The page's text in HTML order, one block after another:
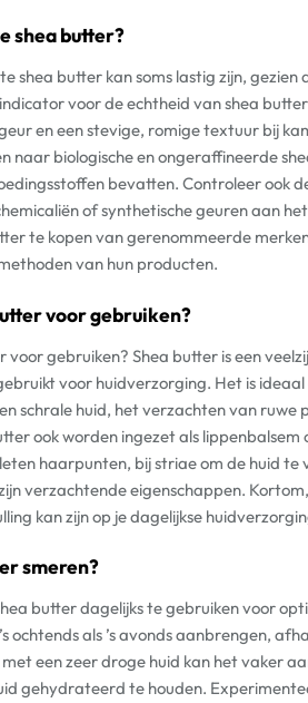
shea butter?
shea butter kan soms lastig zijn,
voor de echtheid van shea
en een stevige, romige textuur bij
naar biologische en ongeraffineerde
bevatten. Controleer ook
of synthetische geuren aan
te kopen van gerenommeerde
van hun producten.
voor gebruiken?
voor gebruiken? Shea butter is een
voor huidverzorging. Het is
schrale huid, het verzachten van ruwe
ook worden ingezet als
haarpunten, bij striae om de huid te
verzachtende eigenschappen.
kan zijn op je dagelijkse
smeren?
butter dagelijks te gebruiken voor
ochtends als ’s avonds aanbrengen,
een zeer droge huid kan het vaker
gehydrateerd te houden.